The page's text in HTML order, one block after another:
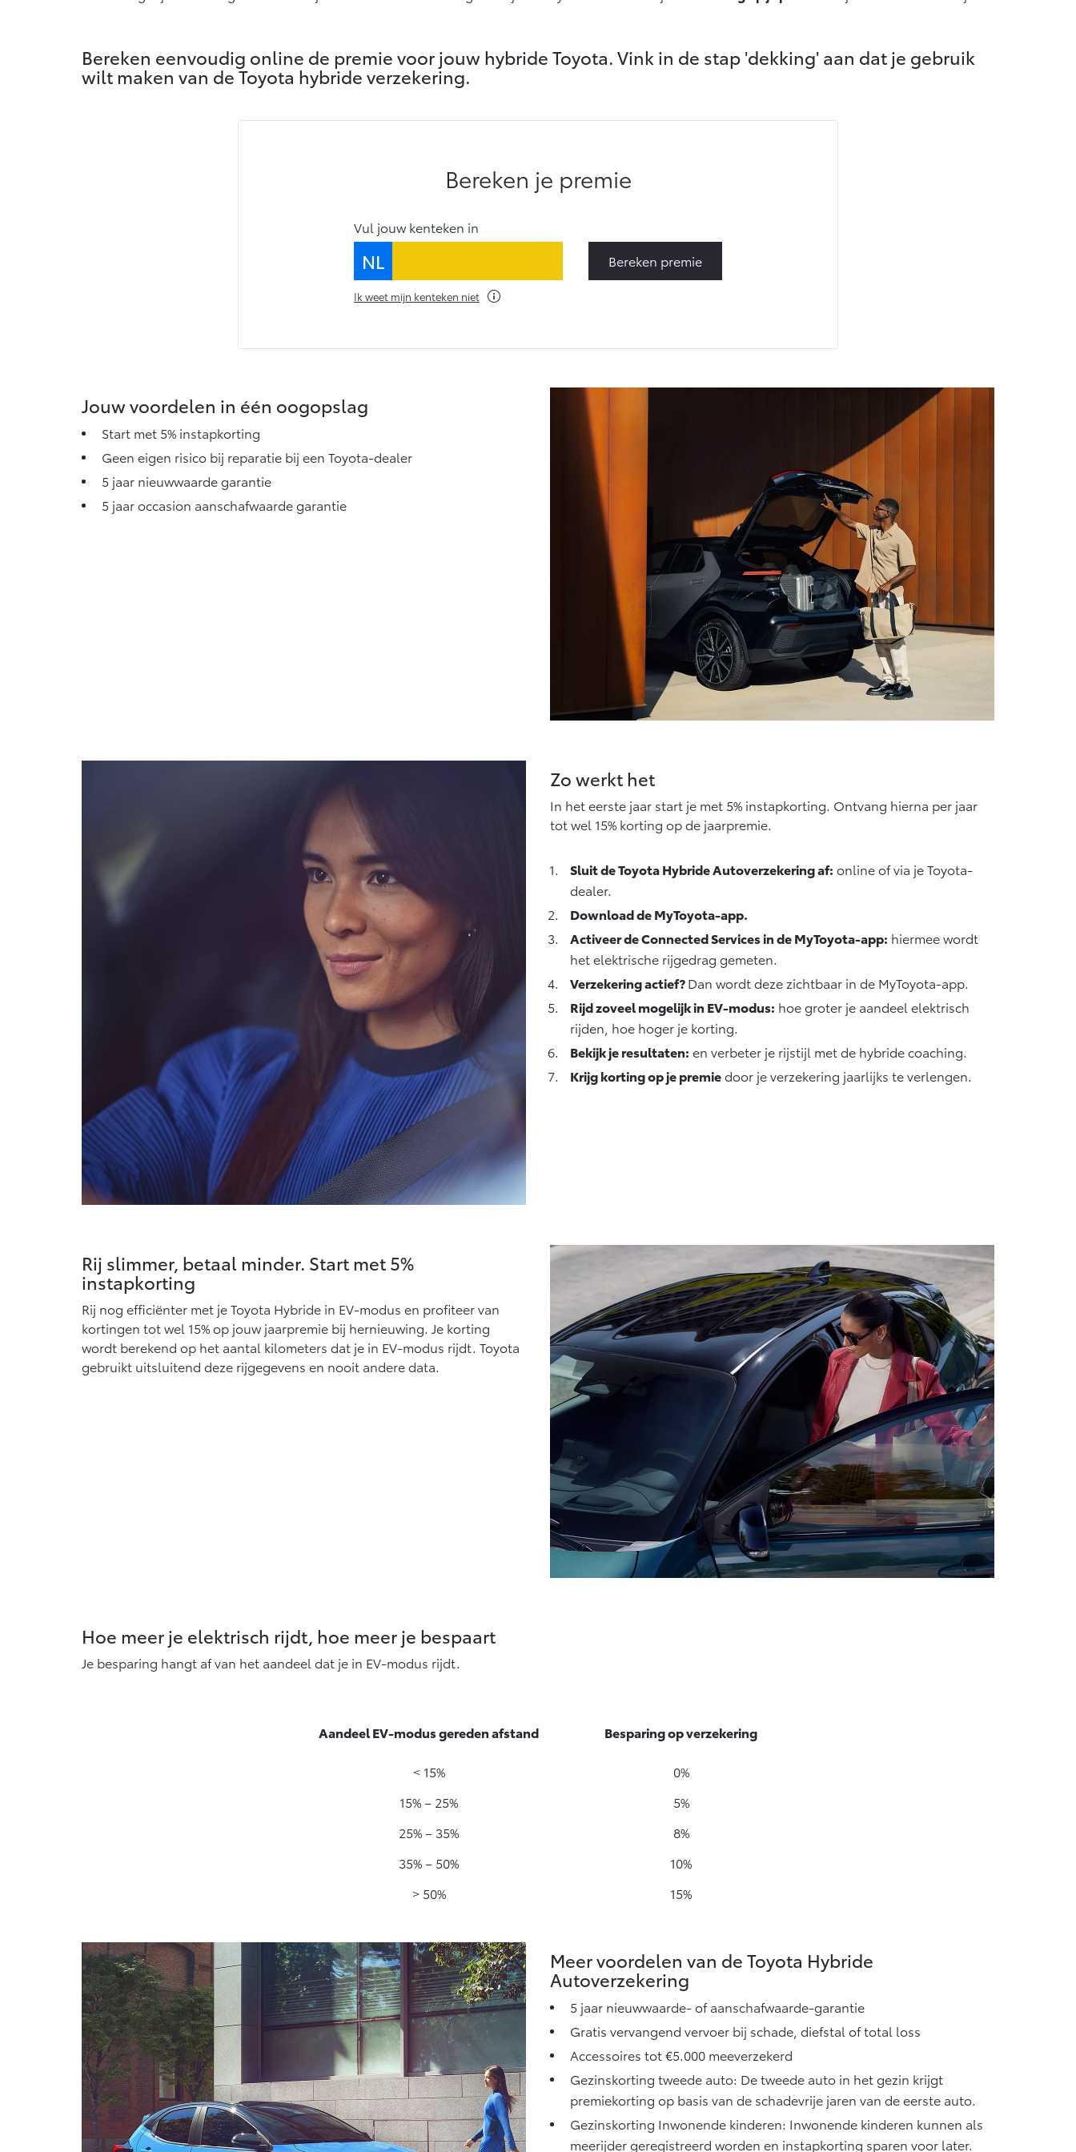
Vanaf € 76.695,- Vanaf € 37.500,- Vanaf € 55.950,-
BTW)
OOK ALS BATTERIJ-
ELEKTRISCH
OOK ALS BATTERIJ-
ELEKTRISCH
BTW)
Bereken eenvoudig online de premie voor jouw hybride Toyota. Vink in de stap 'dekking' aan dat je gebruik
wilt maken van de Toyota hybride verzekering.
Bereken je premie
Vul jouw kenteken in
NL
Ik weet mijn kenteken niet
Bereken premie
Jouw voordelen in één oogopslag
Start met 5% instapkorting
Geen eigen risico bij reparatie bij een Toyota-dealer
5 jaar nieuwwaarde garantie
5 jaar occasion aanschafwaarde garantie
Zo werkt het
In het eerste jaar start je met 5% instapkorting. Ontvang hierna per jaar
tot wel 15% korting op de jaarpremie.
Sluit de Toyota Hybride Autoverzekering af: online of via je Toyota-
dealer.
Download de MyToyota-app.
Activeer de Connected Services in de MyToyota-app: hiermee wordt
het elektrische rijgedrag gemeten.
Verzekering actief?Dan wordt deze zichtbaar in de MyToyota-app.
Rijd zoveel mogelijk in EV-modus: hoe groter je aandeel elektrisch
rijden, hoe hoger je korting.
Bekijk je resultaten: en verbeter je rijstijl met de hybride coaching.
Krijg korting op je premiedoor je verzekering jaarlijks te verlengen.
Rij slimmer, betaal minder. Start met 5%
instapkorting
Rij nog efficiënter met je Toyota Hybride in EV-modus en profiteer van
kortingen tot wel 15% op jouw jaarpremie bij hernieuwing. Je korting
wordt berekend op het aantal kilometers dat je in EV-modus rijdt. Toyota
gebruikt uitsluitend deze rijgegevens en nooit andere data.
Hoe meer je elektrisch rijdt, hoe meer je bespaart
Je besparing hangt af van het aandeel dat je in EV-modus rijdt.
Aandeel EV-modus gereden afstand Besparing op verzekering
< 15%
0%
15% – 25%
5%
25% – 35%
8%
35% – 50%
10%
> 50%
15%
Meer voordelen van de Toyota Hybride
Autoverzekering
5 jaar nieuwwaarde- of aanschafwaarde-garantie
Gratis vervangend vervoer bij schade, diefstal of total loss
Accessoires tot €5.000 meeverzekerd
Gezinskorting tweede auto: De tweede auto in het gezin krijgt
premiekorting op basis van de schadevrije jaren van de eerste auto.
Gezinskorting Inwonende kinderen: Inwonende kinderen kunnen als
meerijder geregistreerd worden en instapkorting sparen voor later.